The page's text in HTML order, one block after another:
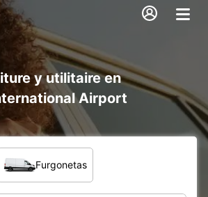
y utilitaire en
Airport
Furgonetas